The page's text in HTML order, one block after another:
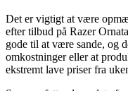
Det er vigtigt at være
efter tilbud på Razer
gode til at være sande, og
omkostninger eller at
ekstremt lave priser fra